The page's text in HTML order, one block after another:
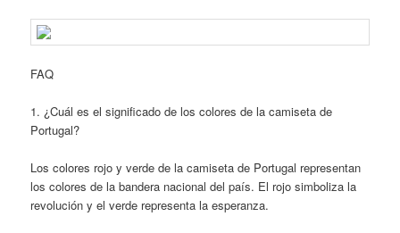
FAQ
1. ¿Cuál es el significado de los colores de la camiseta de
Portugal?
Los colores rojo y verde de la camiseta de Portugal representan
los colores de la bandera nacional del país. El rojo simboliza la
revolución y el verde representa la esperanza.